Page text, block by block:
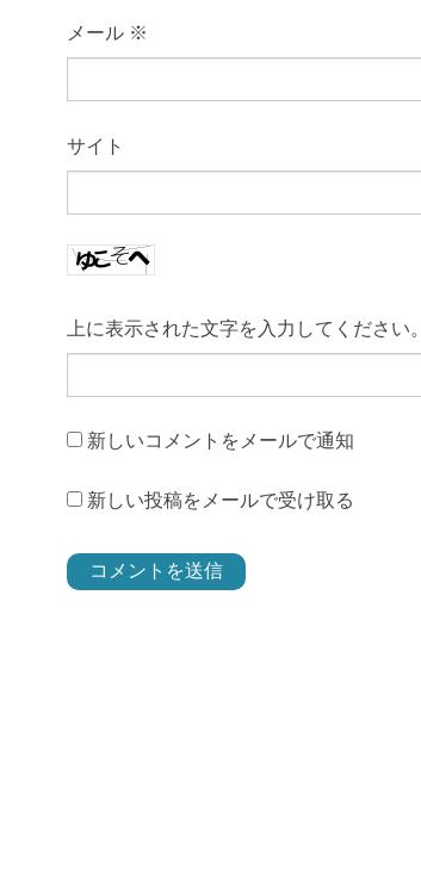
メール ※
サイト
上に表示された文字を入力してください。
新しいコメントをメールで通知
新しい投稿をメールで受け取る